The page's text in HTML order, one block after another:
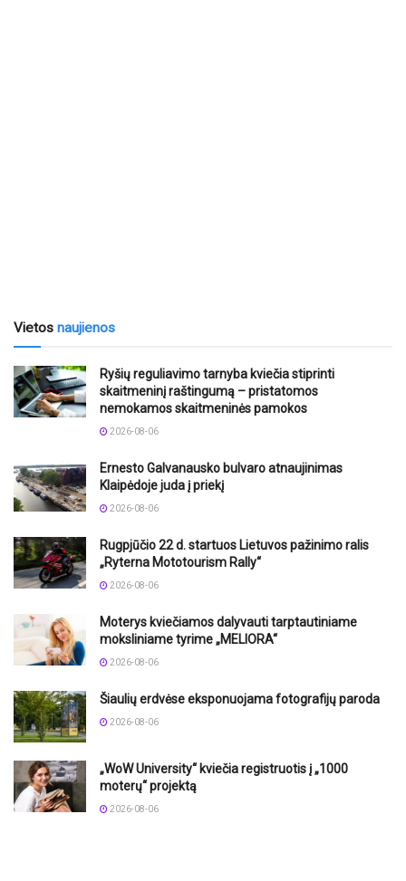
Vietos naujienos
Ryšių reguliavimo tarnyba kviečia stiprinti
skaitmeninį raštingumą – pristatomos
nemokamos skaitmeninės pamokos
2026-08-06
Ernesto Galvanausko bulvaro atnaujinimas
Klaipėdoje juda į priekį
2026-08-06
Rugpjūčio 22 d. startuos Lietuvos pažinimo ralis
„Ryterna Mototourism Rally“
2026-08-06
Moterys kviečiamos dalyvauti tarptautiniame
moksliniame tyrime „MELIORA“
2026-08-06
Šiaulių erdvėse eksponuojama fotografijų paroda
2026-08-06
„WoW University“ kviečia registruotis į „1000
moterų“ projektą
2026-08-06